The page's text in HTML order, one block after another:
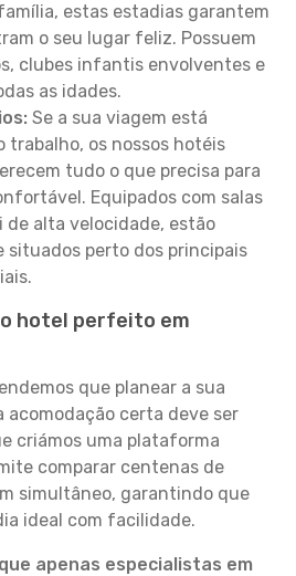
estas estadias garantem
o seu lugar feliz. Possuem
clubes infantis envolventes e
as idades.
Se a sua viagem está
trabalho, os nossos hotéis
tudo o que precisa para
Equipados com salas
de alta velocidade, estão
perto dos principais
hotel perfeito em
que planear a sua
acomodação certa deve ser
criámos uma plataforma
comparar centenas de
simultâneo, garantindo que
ideal com facilidade.
apenas especialistas em